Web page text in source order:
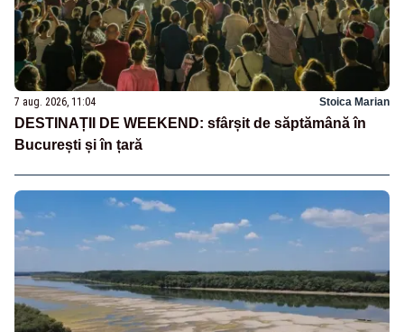
7 aug. 2026, 11:04 Stoica Marian
DESTINAȚII DE WEEKEND: sfârșit de săptămână în
București și în țară